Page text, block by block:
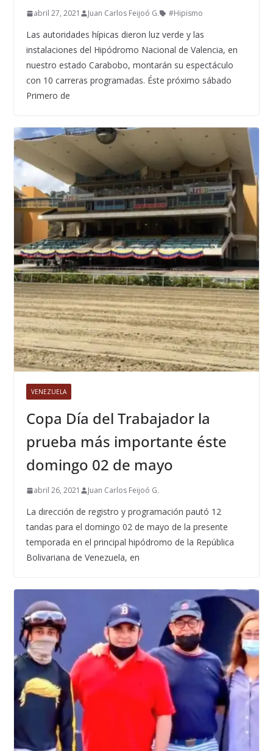
abril 27, 2021 Juan Carlos Feijoó G. #Hipismo
Las autoridades hípicas dieron luz verde y las
instalaciones del Hipódromo Nacional de Valencia, en
nuestro estado Carabobo, montarán su espectáculo
con 10 carreras programadas. Éste próximo sábado
Primero de
VENEZUELA
Copa Día del Trabajador la
prueba más importante éste
domingo 02 de mayo
abril 26, 2021 Juan Carlos Feijoó G.
La dirección de registro y programación pautó 12
tandas para el domingo 02 de mayo de la presente
temporada en el principal hipódromo de la República
Bolivariana de Venezuela, en